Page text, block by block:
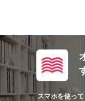
スマホを使っ